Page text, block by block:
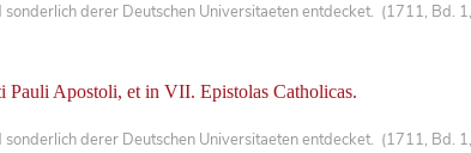
derer Deutschen Universitaeten entdecket. (1711, Bd.
Pauli Apostoli, et in VII. Epistolas Catholicas.
derer Deutschen Universitaeten entdecket. (1711, Bd.